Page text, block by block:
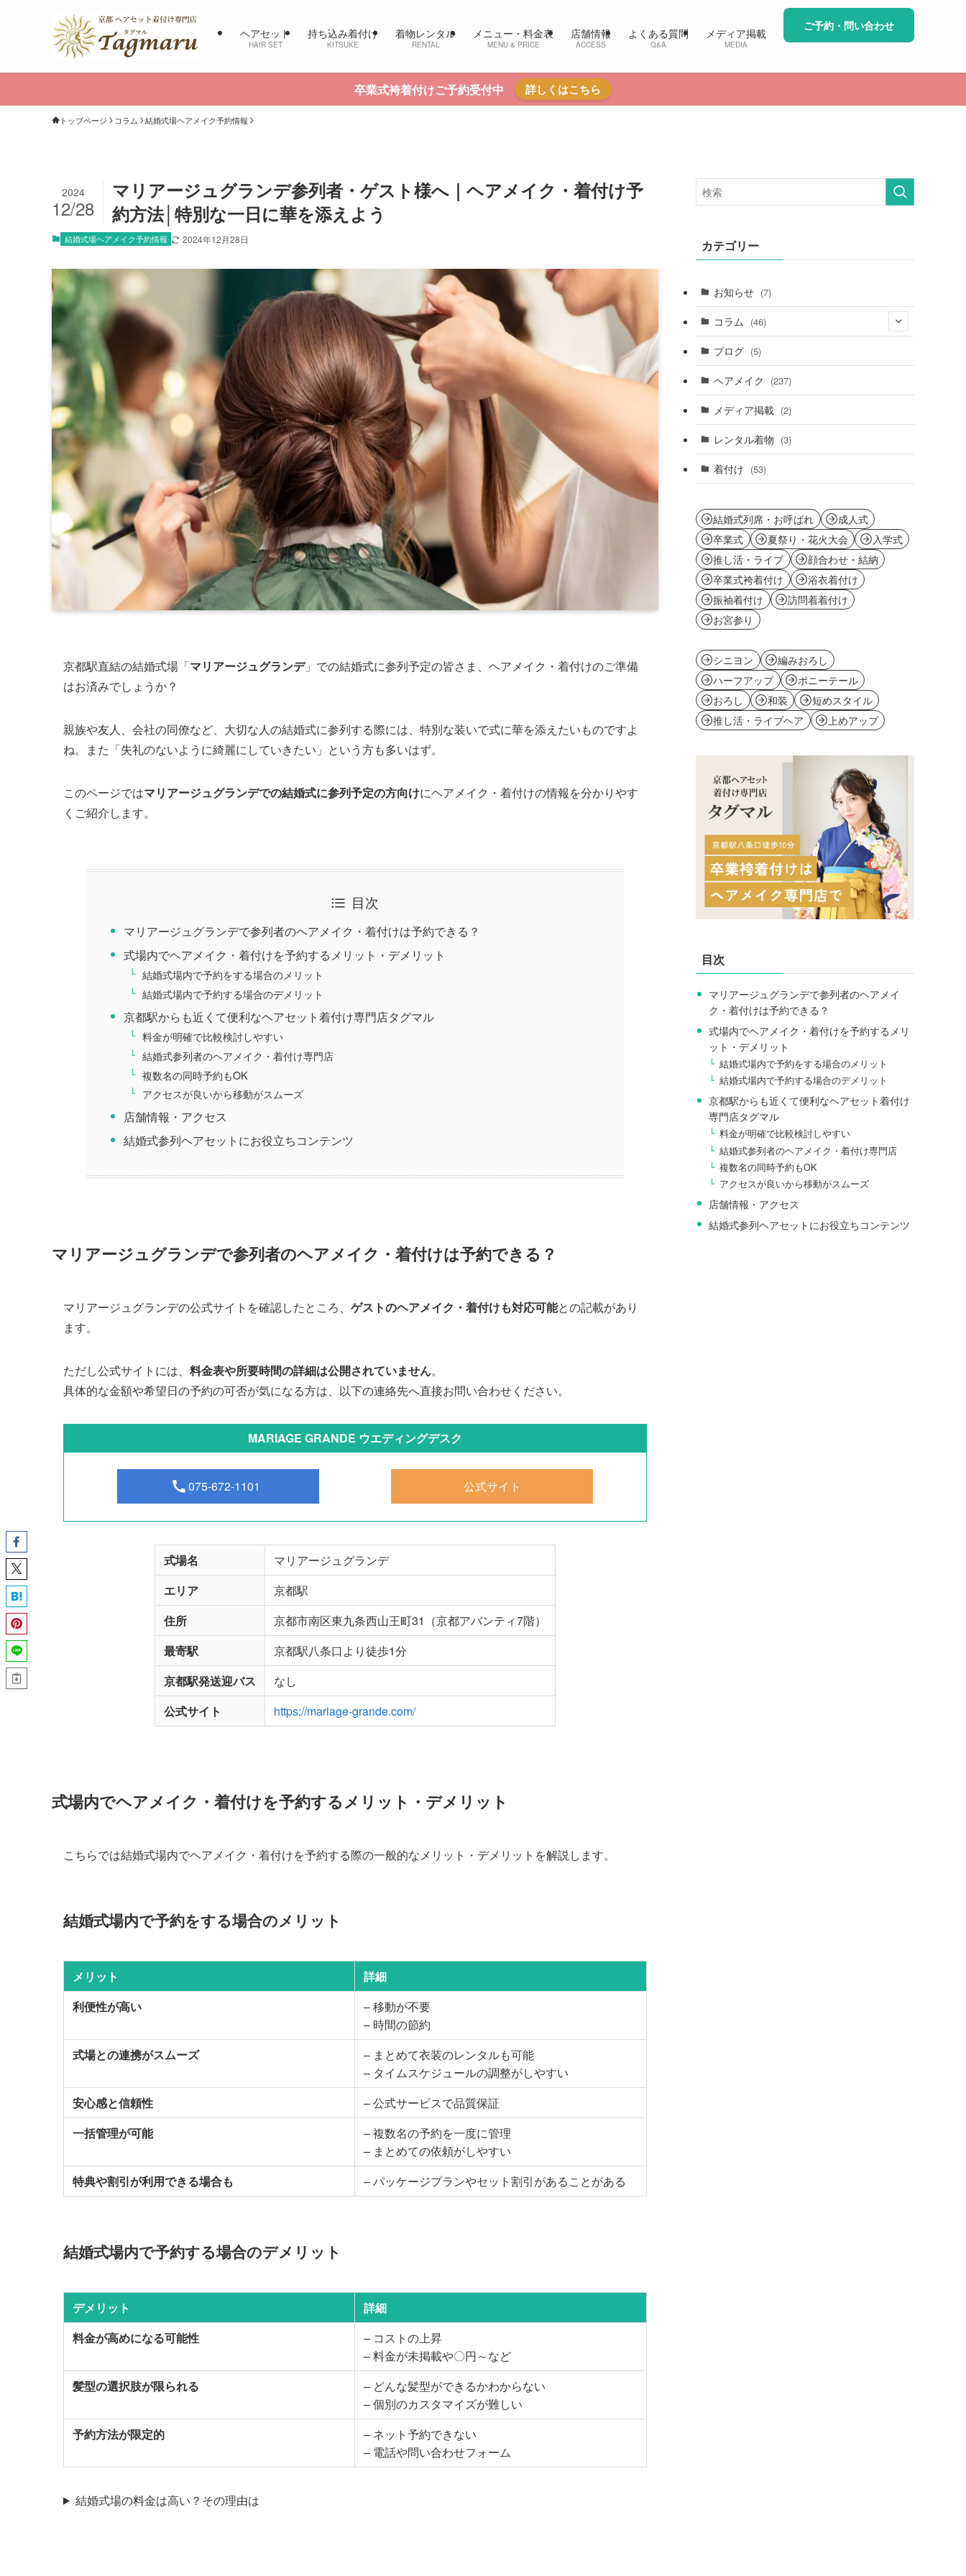
ヘアセット
HAIR SET
持ち込み着付け
KITSUKE
着物レンタル
RENTAL
メニュー・料金表
MENU & PRICE
店舗情報
ACCESS
よくある質問
Q&A
メディア掲載
MEDIA
ご予約・問い合わせ
卒業式袴着付けご予約受付中 詳しくはこちら
トップページ コラム 結婚式場ヘアメイク予約情報
マリアージュグランデ参列者・ゲスト様へ｜ヘアメイク・着付け予
約方法│特別な一日に華を添えよう
2024
12/28
結婚式場ヘアメイク予約情報 2024年12月28日
京都駅直結の結婚式場「マリアージュグランデ」での結婚式に参列予定の皆さま、ヘアメイク・着付けのご準備
はお済みでしょうか？
親族や友人、会社の同僚など、大切な人の結婚式に参列する際には、特別な装いで式に華を添えたいものですよ
ね。また「失礼のないように綺麗にしていきたい」という方も多いはず。
このページではマリアージュグランデでの結婚式に参列予定の方向けにヘアメイク・着付けの情報を分かりやす
くご紹介します。
目次
マリアージュグランデで参列者のヘアメイク・着付けは予約できる？
式場内でヘアメイク・着付けを予約するメリット・デメリット
結婚式場内で予約をする場合のメリット
結婚式場内で予約する場合のデメリット
京都駅からも近くて便利なヘアセット着付け専門店タグマル
料金が明確で比較検討しやすい
結婚式参列者のヘアメイク・着付け専門店
複数名の同時予約もOK
アクセスが良いから移動がスムーズ
店舗情報・アクセス
結婚式参列ヘアセットにお役立ちコンテンツ
マリアージュグランデで参列者のヘアメイク・着付けは予約できる？
マリアージュグランデの公式サイトを確認したところ、 ゲストのヘアメイク・着付けも対応可能との記載があり
ます。
ただし公式サイトには、 料金表や所要時間の詳細は公開されていません。
具体的な金額や希望日の予約の可否が気になる方は、以下の連絡先へ直接お問い合わせください。
MARIAGE GRANDE ウエディングデスク
075-672-1101 公式サイト
式場名
マリアージュグランデ
エリア
京都駅
住所
京都市南区東九条西山王町31（京都アバンティ7階）
最寄駅
京都駅八条口より徒歩1分
京都駅発送迎バス
なし
公式サイト
https://mariage-grande.com/
式場内でヘアメイク・着付けを予約するメリット・デメリット
こちらでは結婚式場内でヘアメイク・着付けを予約する際の一般的なメリット・デメリットを解説します。
結婚式場内で予約をする場合のメリット
メリット
詳細
利便性が高い
– 移動が不要
– 時間の節約
式場との連携がスムーズ
– まとめて衣装のレンタルも可能
– タイムスケジュールの調整がしやすい
安心感と信頼性
– 公式サービスで品質保証
一括管理が可能
– 複数名の予約を一度に管理
– まとめての依頼がしやすい
特典や割引が利用できる場合も
– パッケージプランやセット割引があることがある
結婚式場内で予約する場合のデメリット
デメリット
詳細
料金が高めになる可能性
– コストの上昇
– 料金が未掲載や〇円～など
髪型の選択肢が限られる
– どんな髪型ができるかわからない
– 個別のカスタマイズが難しい
予約方法が限定的
– ネット予約できない
– 電話や問い合わせフォーム
結婚式場の料金は高い？その理由は
カテゴリー
お知らせ (7)
コラム (46)
(8)
(3)
ブログ (5)
ヘアメイク (237)
メディア掲載 (2)
レンタル着物 (3)
着付け (53)
結婚式列席・お呼ばれ
成人式
卒業式
夏祭り・花火大会
入学式
推し活・ライブ
顔合わせ・結納
卒業式袴着付け
浴衣着付け
振袖着付け
訪問着着付け
お宮参り
シニヨン
編みおろし
ハーフアップ
ポニーテール
おろし
和装
短めスタイル
推し活・ライブヘア
上めアップ
目次
マリアージュグランデで参列者のヘアメイ
ク・着付けは予約できる？
式場内でヘアメイク・着付けを予約するメリ
ット・デメリット
結婚式場内で予約をする場合のメリット
結婚式場内で予約する場合のデメリット
京都駅からも近くて便利なヘアセット着付け
専門店タグマル
料金が明確で比較検討しやすい
結婚式参列者のヘアメイク・着付け専門店
複数名の同時予約もOK
アクセスが良いから移動がスムーズ
店舗情報・アクセス
結婚式参列ヘアセットにお役立ちコンテンツ